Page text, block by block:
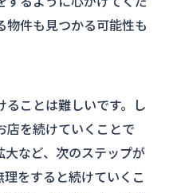
物件も見つかる可能性も
ることは難しいです。し
店を続けていくことで
大など、次のステップが
をすると続けていくこ